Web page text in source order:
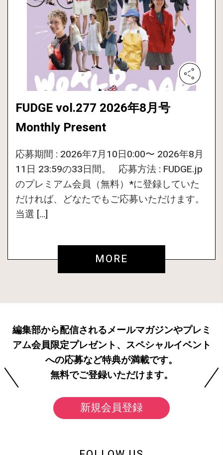
FUDGE vol.277 2026年8月号
Monthly Present
応募期間 : 2026年7月10日0:00〜 2026年8月
11日 23:59の33日間。 応募方法 : FUDGE.jp
のプレミアム会員（無料）*に登録していた
だければ、どなたでもご応募いただけます。
当選 […]
MORE
編集部から配信されるメールマガジンやプレミ
アム会員限定プレゼント、スペシャルイベント
への応募など特典が満載です。
無料でご登録いただけます。
新規会員登録